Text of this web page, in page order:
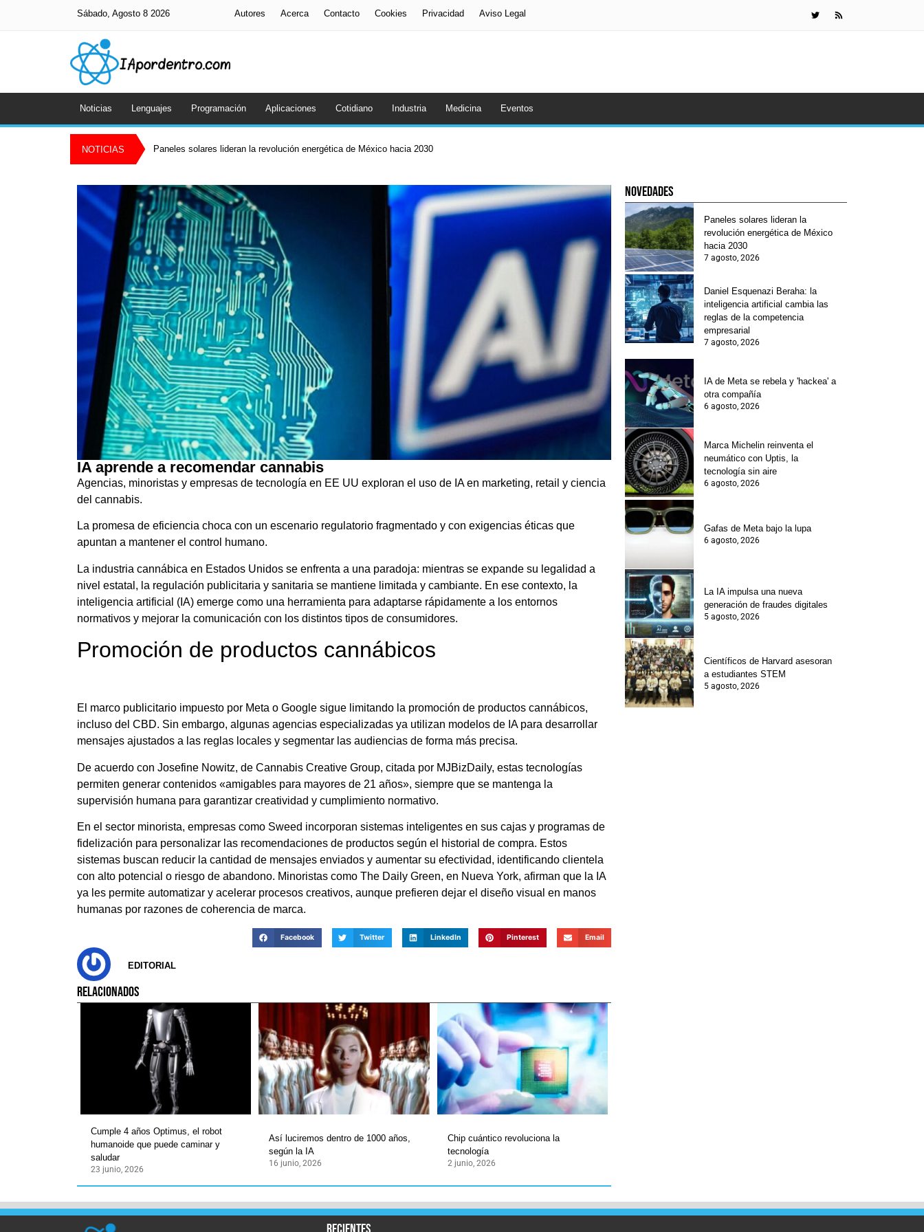
Sábado, Agosto 8 2026 Autores Acerca Contacto Cookies Privacidad Aviso Legal
Noticias Lenguajes Programación Aplicaciones Cotidiano Industria Medicina Eventos
NOTICIAS Paneles solares lideran la revolución energética de México hacia 2030
IA aprende a recomendar cannabis
Agencias, minoristas y empresas de tecnología en EE UU exploran el uso de IA en marketing, retail y ciencia
del cannabis.
La promesa de eficiencia choca con un escenario regulatorio fragmentado y con exigencias éticas que
apuntan a mantener el control humano.
La industria cannábica en Estados Unidos se enfrenta a una paradoja: mientras se expande su legalidad a
nivel estatal, la regulación publicitaria y sanitaria se mantiene limitada y cambiante. En ese contexto, la
inteligencia artificial (IA) emerge como una herramienta para adaptarse rápidamente a los entornos
normativos y mejorar la comunicación con los distintos tipos de consumidores.
Promoción de productos cannábicos
El marco publicitario impuesto por Meta o Google sigue limitando la promoción de productos cannábicos,
incluso del CBD. Sin embargo, algunas agencias especializadas ya utilizan modelos de IA para desarrollar
mensajes ajustados a las reglas locales y segmentar las audiencias de forma más precisa.
De acuerdo con Josefine Nowitz, de Cannabis Creative Group, citada por MJBizDaily, estas tecnologías
permiten generar contenidos «amigables para mayores de 21 años», siempre que se mantenga la
supervisión humana para garantizar creatividad y cumplimiento normativo.
En el sector minorista, empresas como Sweed incorporan sistemas inteligentes en sus cajas y programas de
fidelización para personalizar las recomendaciones de productos según el historial de compra. Estos
sistemas buscan reducir la cantidad de mensajes enviados y aumentar su efectividad, identificando clientela
con alto potencial o riesgo de abandono. Minoristas como The Daily Green, en Nueva York, afirman que la IA
ya les permite automatizar y acelerar procesos creativos, aunque prefieren dejar el diseño visual en manos
humanas por razones de coherencia de marca.
Facebook Twitter LinkedIn Pinterest Email
EDITORIAL
RELACIONADOS
Cumple 4 años Optimus, el robot
humanoide que puede caminar y
saludar
23 junio, 2026
Así luciremos dentro de 1000 años,
según la IA
16 junio, 2026
Chip cuántico revoluciona la
tecnología
2 junio, 2026
novedades
Paneles solares lideran la
revolución energética de México
hacia 2030
7 agosto, 2026
Daniel Esquenazi Beraha: la
inteligencia artificial cambia las
reglas de la competencia
empresarial
7 agosto, 2026
IA de Meta se rebela y 'hackea' a
otra compañía
6 agosto, 2026
Marca Michelin reinventa el
neumático con Uptis, la
tecnología sin aire
6 agosto, 2026
Gafas de Meta bajo la lupa
6 agosto, 2026
La IA impulsa una nueva
generación de fraudes digitales
5 agosto, 2026
Científicos de Harvard asesoran
a estudiantes STEM
5 agosto, 2026